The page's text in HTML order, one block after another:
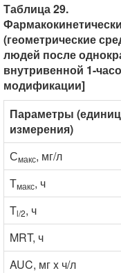
Таблица 29.
(геометрические
людей после
внутривенной 1-
модификации]
Параметры
измерения)
Смакс, мг/л
Тмакс, ч
Tl/2, ч
MRT, ч
AUC, мг x ч/л